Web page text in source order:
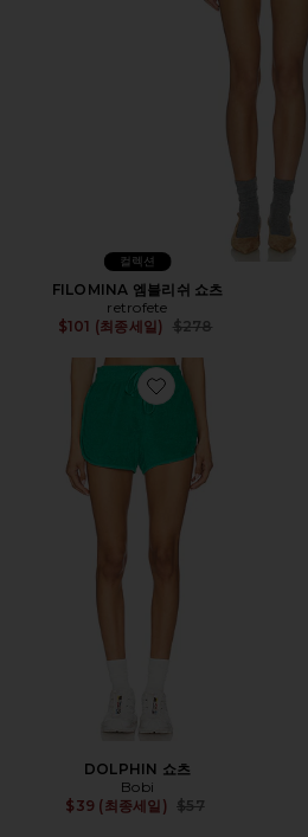
컬렉션
FILOMINA 엠블리쉬 쇼츠
retrofete
$101 (최종세일)
Previous price:
$278
Favorite DOLPHIN 쇼츠
DOLPHIN 쇼츠
Bobi
$39 (최종세일) Previous price:
$57